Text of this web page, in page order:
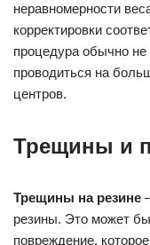
неравномерности
корректировки
процедура обычно
проводиться на
центров.
Трещины и
Трещины на резине
резины. Это может
повреждение,